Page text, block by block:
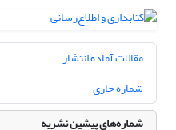
مقالات آماده انتشار
شماره جاری
شماره‌های پیشین نشریه